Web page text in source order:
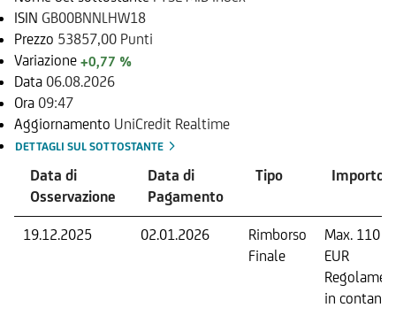
ISIN GB00BNNLHW18
Prezzo 53857,00 Punti
Variazione +0,77 %
Data 06.08.2026
Ora 09:47
Aggiornamento UniCredit Realtime
DETTAGLI SUL SOTTOSTANTE
Data di
Osservazione
Data di
Pagamento
Tipo Importo
19.12.2025 02.01.2026
Rimborso
Finale
Max. 110
EUR
in contanti.